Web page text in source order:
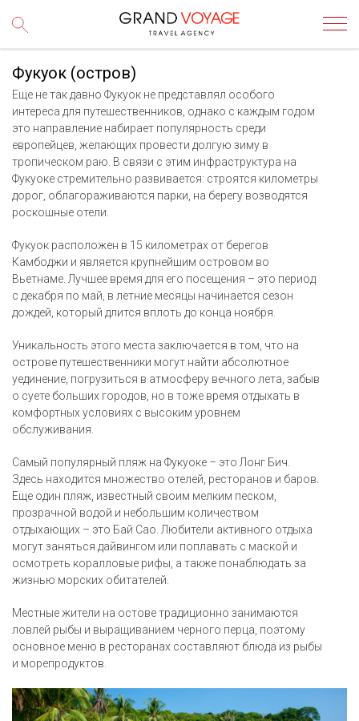
Фукуок (остров)
Еще не так давно Фукуок не представлял особого
интереса для путешественников, однако с каждым годом
это направление набирает популярность среди
европейцев, желающих провести долгую зиму в
тропическом раю. В связи с этим инфраструктура на
Фукуоке стремительно развивается: строятся километры
дорог, облагораживаются парки, на берегу возводятся
роскошные отели.
Фукуок расположен в 15 километрах от берегов
Камбоджи и является крупнейшим островом во
Вьетнаме. Лучшее время для его посещения – это период
с декабря по май, в летние месяцы начинается сезон
дождей, который длится вплоть до конца ноября.
Уникальность этого места заключается в том, что на
острове путешественники могут найти абсолютное
уединение, погрузиться в атмосферу вечного лета, забыв
о суете больших городов, но в тоже время отдыхать в
комфортных условиях с высоким уровнем
обслуживания.
Самый популярный пляж на Фукуоке – это Лонг Бич.
Здесь находится множество отелей, ресторанов и баров.
Еще один пляж, известный своим мелким песком,
прозрачной водой и небольшим количеством
отдыхающих – это Бай Сао. Любители активного отдыха
могут заняться дайвингом или поплавать с маской и
осмотреть коралловые рифы, а также понаблюдать за
жизнью морских обитателей.
Местные жители на остове традиционно занимаются
ловлей рыбы и выращиванием черного перца, поэтому
основное меню в ресторанах составляют блюда из рыбы
и морепродуктов.